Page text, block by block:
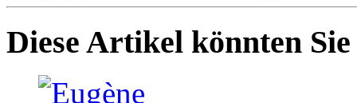
Diese Artikel könnten